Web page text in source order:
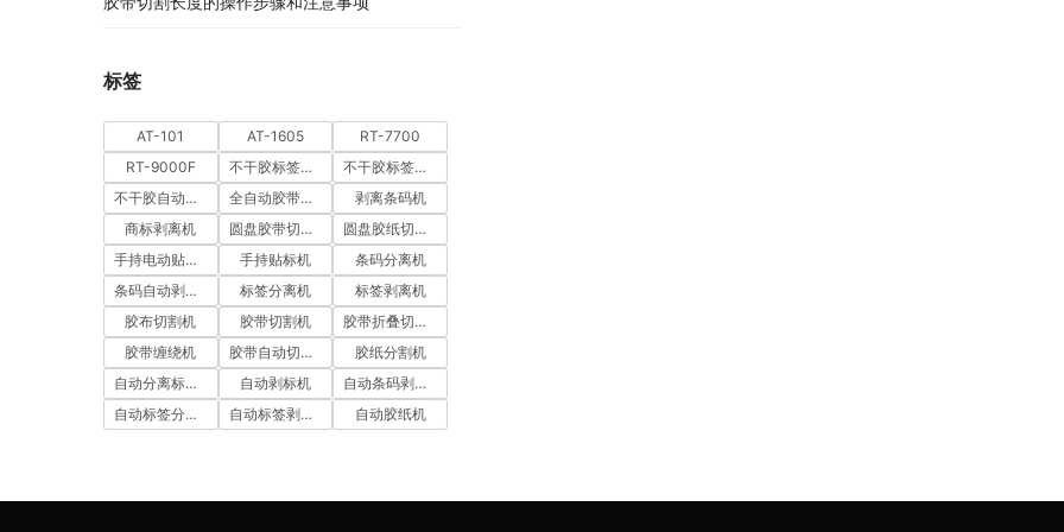
标签
AT-101 AT-1605
RT-7700
RT-9000F
不干胶标签分离机
不干胶标签剥离机
不干胶自动剥离机
全自动胶带切割机
剥离条码机
商标剥离机
圆盘胶带切割机
圆盘胶纸切割机
手持电动贴标机
手持贴标机
条码分离机
条码自动剥离机
标签分离机
标签剥离机
胶布切割机
胶带切割机
胶带折叠切割机
胶带缠绕机
胶带自动切割机
胶纸分割机
自动分离标签机
自动剥标机
自动条码剥离机
自动标签分离机
自动标签剥离机 自动胶纸机